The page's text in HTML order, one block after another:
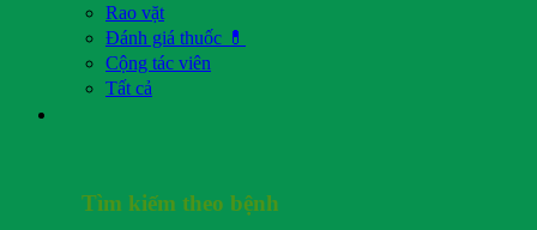
Rao vặt
Đánh giá thuốc 💊
Cộng tác viên
Tất cả
Tìm kiếm theo bệnh